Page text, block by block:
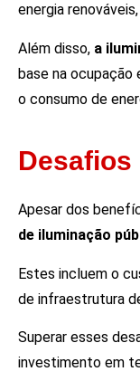
energia
Além disso, a
base na ocupação
o consumo de
Desafios
Apesar dos
de iluminação
Estes incluem o
de infraestrutura
Superar esses
investimento em